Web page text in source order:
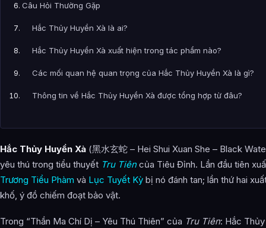
Câu Hỏi Thường Gặp
Hắc Thủy Huyền Xà là ai?
Hắc Thủy Huyền Xà xuất hiện trong tác phẩm nào?
Các mối quan hệ quan trọng của Hắc Thủy Huyền Xà là gì?
Thông tin về Hắc Thủy Huyền Xà được tổng hợp từ đâu?
Hắc Thủy Huyền Xà (黑水玄蛇 – Hei Shui Xuan She – Black
yêu thú trong tiểu thuyết Tru Tiêncủa Tiêu Đỉnh. Lần đầu tiên
Trương Tiểu Phàm và Lục Tuyết Kỳ bị nó đánh tan; lần thứ hai
khố, ý đồ chiếm đoạt bảo vật.
Trong “Thần Ma Chí Dị – Yêu Thú Thiên” của Tru Tiên: Hắc